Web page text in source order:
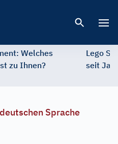
Welches
zu Ihnen?
Lego
seit
Sprache